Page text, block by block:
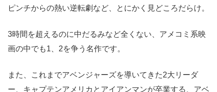
ピンチからの熱い逆転劇など、とにかく見どころだらけ。
3時間を超えるのに中だるみなど全くない、アメコミ系映
画の中でも1、2を争う名作です。
また、これまでアベンジャーズを導いてきた2大リーダ
ー、キャプテンアメリカとアイアンマンが卒業する、アベ